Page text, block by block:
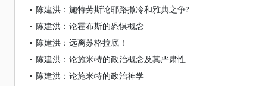
陈建洪：施特劳斯论耶路撒冷和雅典之争?
陈建洪：论霍布斯的恐惧概念
陈建洪：远离苏格拉底！
陈建洪：论施米特的政治概念及其严肃性
陈建洪：论施米特的政治神学